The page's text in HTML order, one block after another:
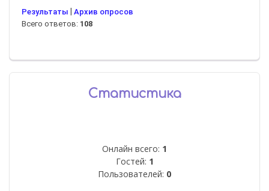
Результаты
Архив опросов
Всего ответов: 108
Статистика
Онлайн всего: 1
Гостей: 1
Пользователей: 0